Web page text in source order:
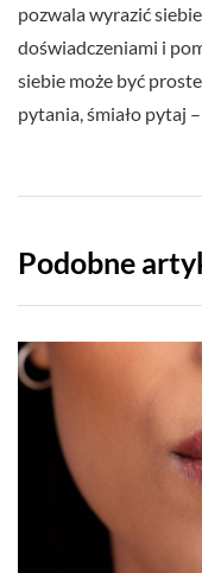
pozwala wyrazić
doświadczeniami i
siebie może być
pytania, śmiało pytaj –
Podobne